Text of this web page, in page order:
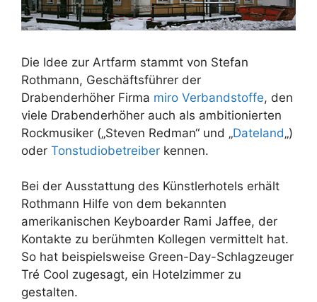
Die Idee zur Artfarm stammt von Stefan
Rothmann, Geschäftsführer der
Drabenderhöher Firma miro Verbandstoffe, den
viele Drabenderhöher auch als ambitionierten
Rockmusiker („Steven Redman“ und „Dateland„)
oder Tonstudiobetreiber kennen.
Bei der Ausstattung des Künstlerhotels erhält
Rothmann Hilfe von dem bekannten
amerikanischen Keyboarder Rami Jaffee, der
Kontakte zu berühmten Kollegen vermittelt hat.
So hat beispielsweise Green-Day-Schlagzeuger
Tré Cool zugesagt, ein Hotelzimmer zu
gestalten.